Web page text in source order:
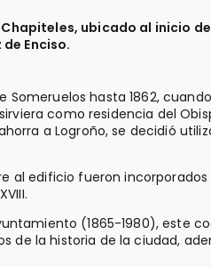
ubicado al inicio
Enciso.
Someruelos hasta 1862,
como residencia del
a Logroño, se decidió
al edificio fueron
(1865-1980), este
de la historia de la ciudad,